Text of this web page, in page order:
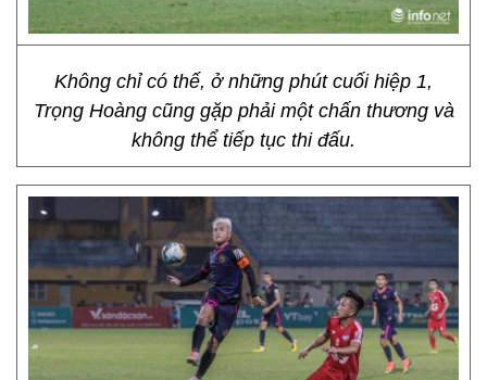
Không chỉ có thế, ở những phút cuối hiệp 1,
Trọng Hoàng cũng gặp phải một chấn thương và
không thể tiếp tục thi đấu.